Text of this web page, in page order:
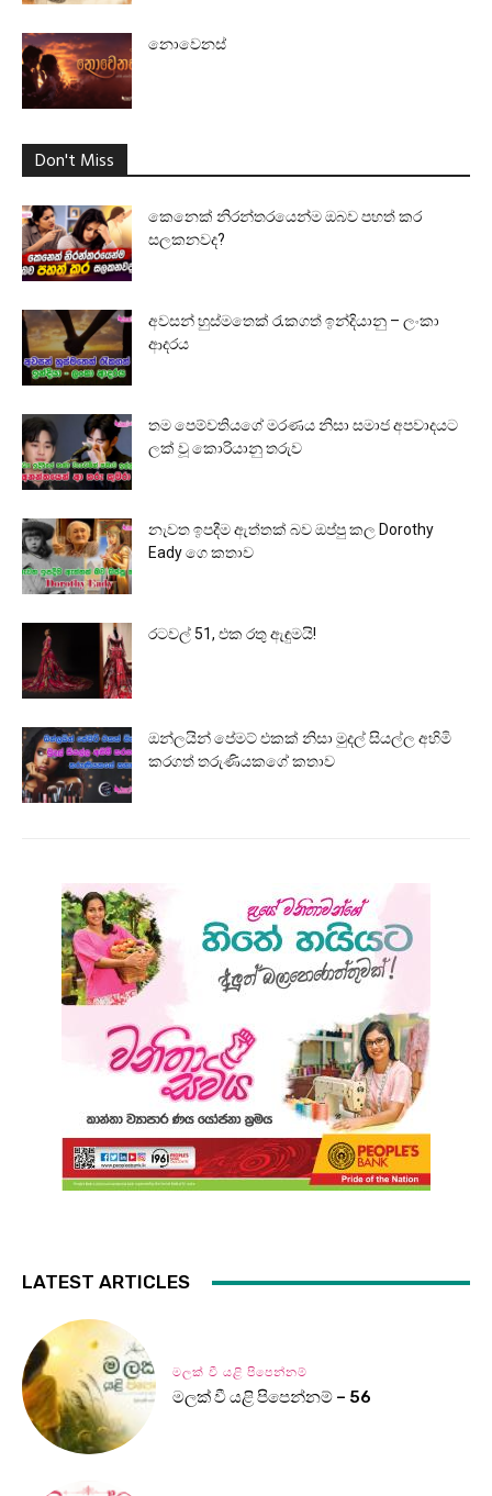
නොවෙනස්
Don't Miss
කෙනෙක් නිරන්තරයෙන්ම ඔබව පහත් කර
සලකනවද?
අවසන් හුස්මතෙක් රැකගත් ඉන්දියානු – ලංකා
ආදරය
තම පෙම්වතියගේ මරණය නිසා සමාජ අපවාදයට
ලක් වූ කොරියානු තරුව
නැවත ඉපදීම ඇත්තක් බව ඔප්පු කල Dorothy
Eady ගෙ කතාව
රටවල් 51, එක රතු ඇඳුමයි!
ඔන්ලයින් පේමට් එකක් නිසා මුදල් සියල්ල අහිමි
කරගත් තරුණියකගේ කතාව
LATEST ARTICLES
මලක් වී යළි පිපෙන්නම්
මලක් වී යළි පිපෙන්නම් – 56